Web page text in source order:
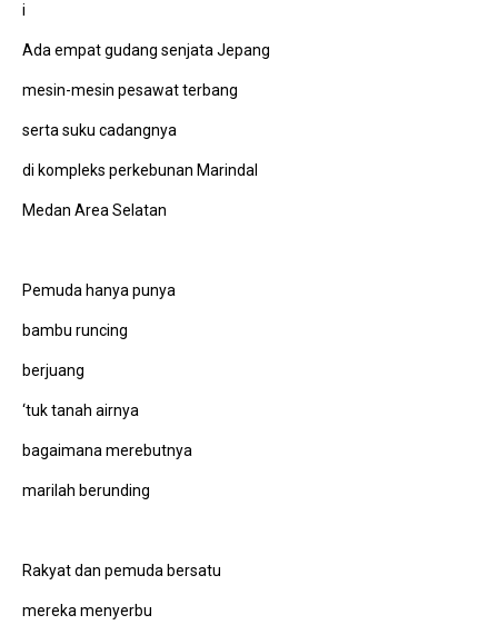
i
Ada empat gudang senjata Jepang
mesin-mesin pesawat terbang
serta suku cadangnya
di kompleks perkebunan Marindal
Medan Area Selatan
Pemuda hanya punya
bambu runcing
berjuang
‘tuk tanah airnya
bagaimana merebutnya
marilah berunding
Rakyat dan pemuda bersatu
mereka menyerbu